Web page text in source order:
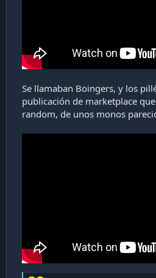
Se llamaban Boingers, y los
publicación de marketplace
random, de unos monos